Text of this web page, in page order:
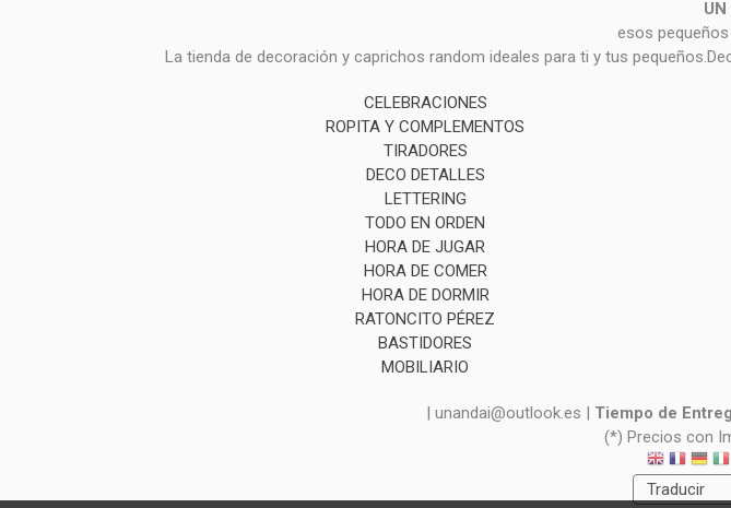
esos
La tienda de decoración y caprichos random ideales para ti y tus
CELEBRACIONES
ROPITA Y COMPLEMENTOS
TIRADORES
DECO DETALLES
LETTERING
TODO EN ORDEN
HORA DE JUGAR
HORA DE COMER
HORA DE DORMIR
RATONCITO PÉREZ
BASTIDORES
MOBILIARIO
| unandai@outlook.es | Tiempo de
(*) Precios con